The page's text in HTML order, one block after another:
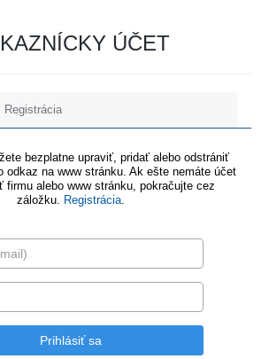
ÚČET
Registrácia
bezplatne upraviť, pridať alebo odstrániť
odkaz na www stránku. Ak ešte nemáte účet
firmu alebo www stránku, pokračujte cez
záložku. Registrácia.